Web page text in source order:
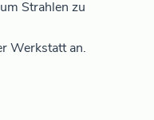
Strahlen zu
Werkstatt an.